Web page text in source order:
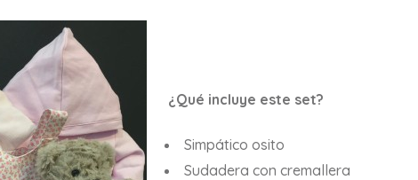
¿Qué incluye este set?
Simpático osito
Sudadera con cremallera